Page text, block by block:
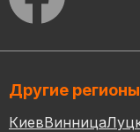
Другие регионы
КиевВинница